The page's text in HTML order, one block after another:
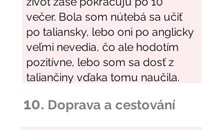
10. Doprava a cestování